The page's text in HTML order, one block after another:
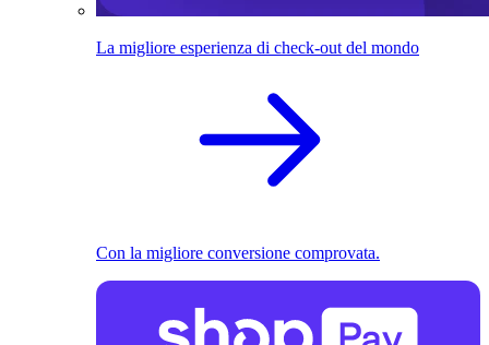
La migliore esperienza di check-out del mondo
Con la migliore conversione comprovata.